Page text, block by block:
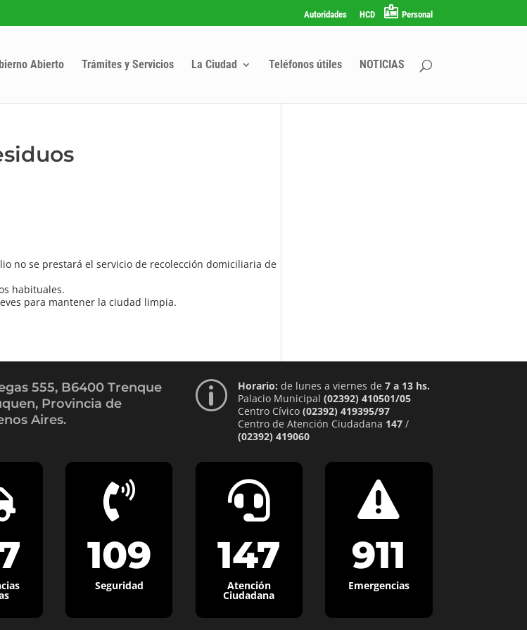
Autoridades HCD Personal
Abierto Trámites y Servicios La Ciudad Teléfonos útiles NOTICIAS
no se prestará el servicio de recolección domiciliaria de
habituales.
para mantener la ciudad limpia.
555, B6400 Trenque
Provincia de
Aires.
p Horario: de lunes a viernes de 7 a 13 hs.
Palacio Municipal (02392) 410501/05
Centro Cívico (02392) 419395/97
Centro de Atención Ciudadana 147/
(02392) 419060

109
Seguridad

147
Atención
Ciudadana

911
Emergencias